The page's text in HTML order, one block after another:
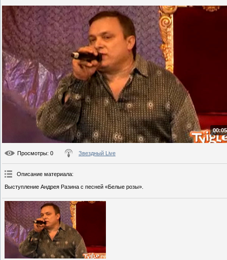
Просмотры: 0 Звездный Live
Описание материала:
Выступление Андрея Разина с песней «Белые розы».